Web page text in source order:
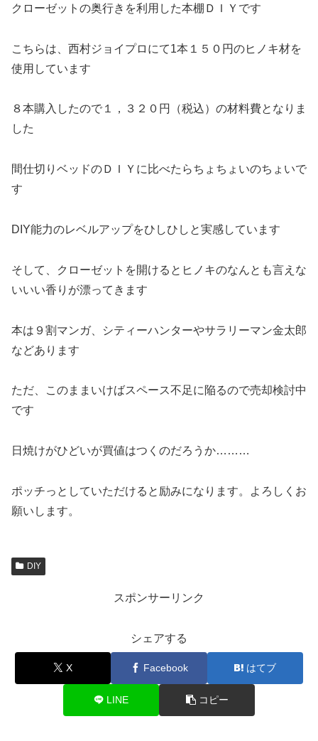
クローゼットの奥行きを利用した本棚ＤＩＹです
こちらは、西村ジョイプロにて1本１５０円のヒノキ材を
使用しています
８本購入したので１，３２０円（税込）の材料費となりま
した
間仕切りベッドのＤＩＹに比べたらちょちょいのちょいで
す
DIY能力のレベルアップをひしひしと実感しています
そして、クローゼットを開けるとヒノキのなんとも言えな
いいい香りが漂ってきます
本は９割マンガ、シティーハンターやサラリーマン金太郎
などあります
ただ、このままいけばスペース不足に陥るので売却検討中
です
日焼けがひどいが買値はつくのだろうか………
ポッチっとしていただけると励みになります。よろしくお
願いします。
DIY
スポンサーリンク
シェアする
X Facebook はてブ
LINE コピー